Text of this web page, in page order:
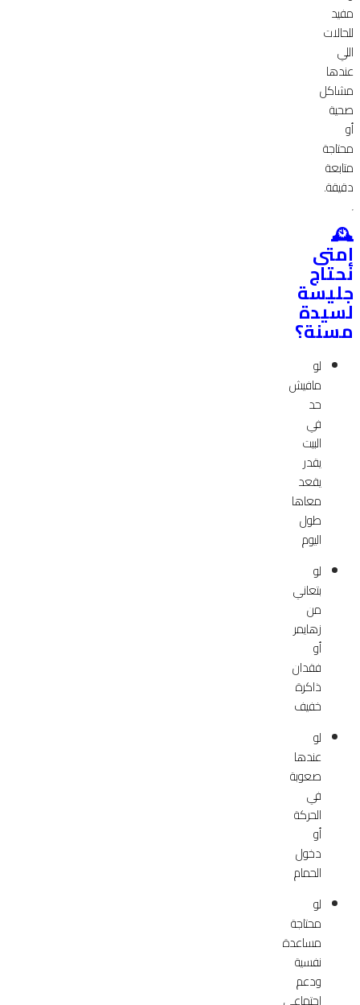
مفيد
للحالات
اللي
عندها
مشاكل
صحية
أو
محتاجة
متابعة
دقيقة.
🕰️
إمتى
نحتاج
جليسة
لسيدة
مسنة؟
لو
مافيش
حد
في
البيت
يقدر
يقعد
معاها
طول
اليوم
لو
بتعاني
من
زهايمر
أو
فقدان
ذاكرة
خفيف
لو
عندها
صعوبة
في
الحركة
أو
دخول
الحمام
لو
محتاجة
مساعدة
نفسية
ودعم